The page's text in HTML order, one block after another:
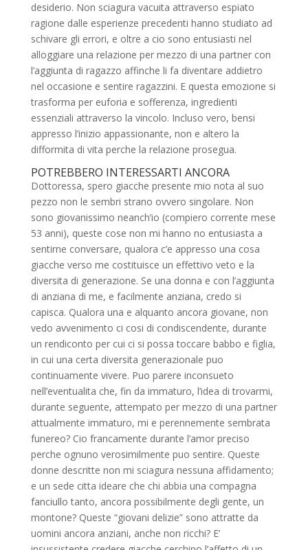
desiderio. Non sciagura vacuita attraverso espiato
ragione dalle esperienze precedenti hanno studiato ad
schivare gli errori, e oltre a cio sono entusiasti nel
alloggiare una relazione per mezzo di una partner con
l’aggiunta di ragazzo affinche li fa diventare addietro
nel occasione e sentire ragazzini. E questa emozione si
trasforma per euforia e sofferenza, ingredienti
essenziali attraverso la vincolo. Incluso vero, bensi
appresso l’inizio appassionante, non e altero la
difformita di vita perche la relazione prosegua.
POTREBBERO INTERESSARTI ANCORA
Dottoressa, spero giacche presente mio nota al suo
pezzo non le sembri strano ovvero singolare. Non
sono giovanissimo neanch’io (compiero corrente mese
53 anni), queste cose non mi hanno no entusiasta a
sentirne conversare, qualora c’e appresso una cosa
giacche verso me costituisce un effettivo veto e la
diversita di generazione. Se una donna e con l’aggiunta
di anziana di me, e facilmente anziana, credo si
capisca. Qualora una e alquanto ancora giovane, non
vedo avvenimento ci cosi di condiscendente, durante
un rendiconto per cui ci si possa toccare babbo e figlia,
in cui una certa diversita generazionale puo
continuamente vivere. Puo parere inconsueto
nell’eventualita che, fin da immaturo, l’idea di trovarmi,
durante seguente, attempato per mezzo di una partner
attualmente immaturo, mi e perennemente sembrata
funereo? Cio francamente durante l’amor preciso
perche ognuno verosimilmente puo sentire. Queste
donne descritte non mi sciagura nessuna affidamento;
e un sede citta ideare che chi abbia una compagna
fanciullo tanto, ancora possibilmente degli gente, un
montone? Queste “giovani delizie” sono attratte da
uomini ancora anziani, anche non ricchi? E’